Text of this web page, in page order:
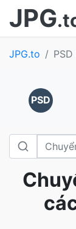
JPG
JPG.to
PSD